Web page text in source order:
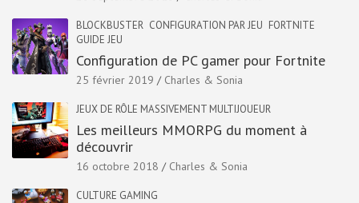
BLOCKBUSTER CONFIGURATION PAR JEU FORTNITE
GUIDE JEU
Configuration de PC gamer pour Fortnite
25 février 2019 Charles & Sonia
JEUX DE RÔLE MASSIVEMENT MULTIJOUEUR
Les meilleurs MMORPG du moment à
découvrir
16 octobre 2018 Charles & Sonia
CULTURE GAMING